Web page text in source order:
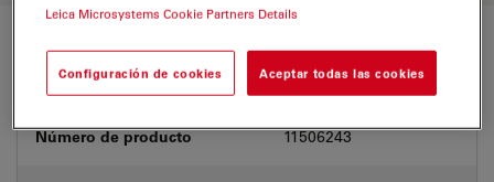
Características
Número de producto 11506243
Leica Microsystems Cookie Partners Details
Configuración de cookies Aceptar todas las cookies